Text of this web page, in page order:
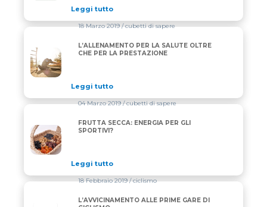
Leggi tutto
L’ALLENAMENTO PER LA SALUTE OLTRE CHE PER
18 Marzo 2019/ cubetti di sapere
L’ALLENAMENTO PER LA SALUTE OLTRE
CHE PER LA PRESTAZIONE
Leggi tutto
FRUTTA SECCA: ENERGIA PER GLI SPORTIVI?
04 Marzo 2019/ cubetti di sapere
FRUTTA SECCA: ENERGIA PER GLI
SPORTIVI?
Leggi tutto
18 Febbraio 2019/ ciclismo
L’AVVICINAMENTO ALLE PRIME GARE DI